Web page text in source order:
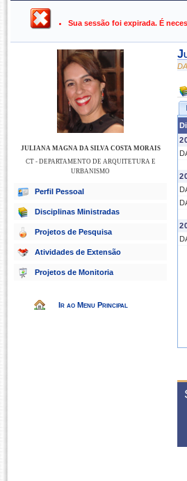
UFPB ›
Sua sessão foi expirada. É
JULIANA MAGNA DA SILVA COSTA MORAIS
CT - DEPARTAMENTO DE ARQUITETURA E
URBANISMO
Perfil Pessoal
Disciplinas Ministradas
Projetos de Pesquisa
Atividades de Extensão
Projetos de Monitoria
Ir ao Menu Principal